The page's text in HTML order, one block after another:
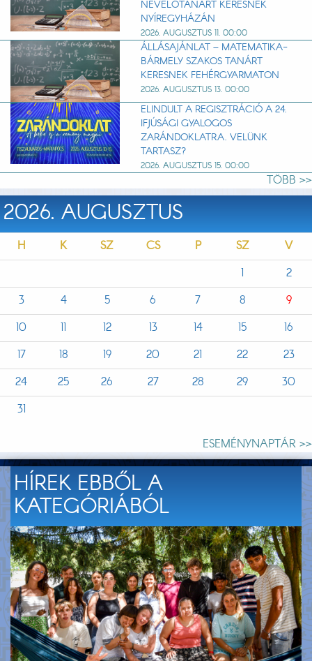
NEVELŐTANÁRT KERESNEK
NYÍREGYHÁZÁN
2026. AUGUSZTUS 11. 00:00
ÁLLÁSAJÁNLAT – MATEMATIKA-
BÁRMELY SZAKOS TANÁRT
KERESNEK FEHÉRGYARMATON
2026. AUGUSZTUS 13. 00:00
ELINDULT A REGISZTRÁCIÓ A 24.
IFJÚSÁGI GYALOGOS
ZARÁNDOKLATRA. VELÜNK
TARTASZ?
2026. AUGUSZTUS 15. 00:00
TÖBB >>
2026. AUGUSZTUS
H K SZ CS P SZ
V
1
2
3
4 5 6 7 8
9
10
11 12 13 14 15
16
17
18 19 20 21 22
23
24
25 26 27 28 29
30
31
ESEMÉNYNAPTÁR >>
HÍREK EBBŐL A
KATEGÓRIÁBÓL